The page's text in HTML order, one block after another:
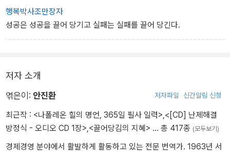
행복박사조만장자
성공은 성공을 끌어 당기고 실패는 실패를 끌어 당긴다.
저자 소개
엮은이: 안진환 저자파일 신간알림 신청
최근작 : <나폴레온 힐의 명언, 365일 필사 일력>,<[CD] 난제해결
방정식 - 오디오 CD 1장>,<끌어당김의 지혜> … 총 417종 (모두보기)
경제경영 분야에서 활발하게 활동하고 있는 전문 번역가. 1963년 서